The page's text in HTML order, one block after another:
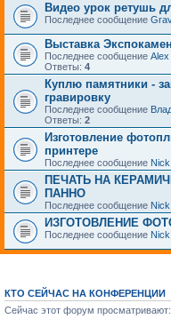
Видео урок ретушь
Последнее сообщение
Выставка
Последнее сообщение Alex
Ответы: 4
Куплю памятники -
гравировку
Последнее сообщение
Ответы: 2
Изготовление
принтере
Последнее сообщение Nick
ПЕЧАТЬ НА
ПАННО
Последнее сообщение Nick
ИЗГОТОВЛЕНИЕ
Последнее сообщение Nick
КТО СЕЙЧАС НА КОНФЕРЕНЦИИ
Сейчас этот форум просматривают: